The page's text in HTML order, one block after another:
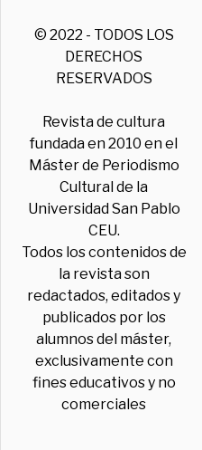
© 2022 - TODOS LOS
DERECHOS
RESERVADOS
Revista de cultura
fundada en 2010 en el
Máster de Periodismo
Cultural de la
Universidad San Pablo
CEU.
Todos los contenidos de
la revista son
redactados, editados y
publicados por los
alumnos del máster,
exclusivamente con
fines educativos y no
comerciales